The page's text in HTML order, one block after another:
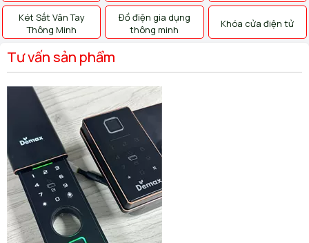
Két Sắt Vân Tay
Thông Minh
Đồ điện gia dụng
thông minh
Khóa cửa điện tử
Tư vấn sản phẩm